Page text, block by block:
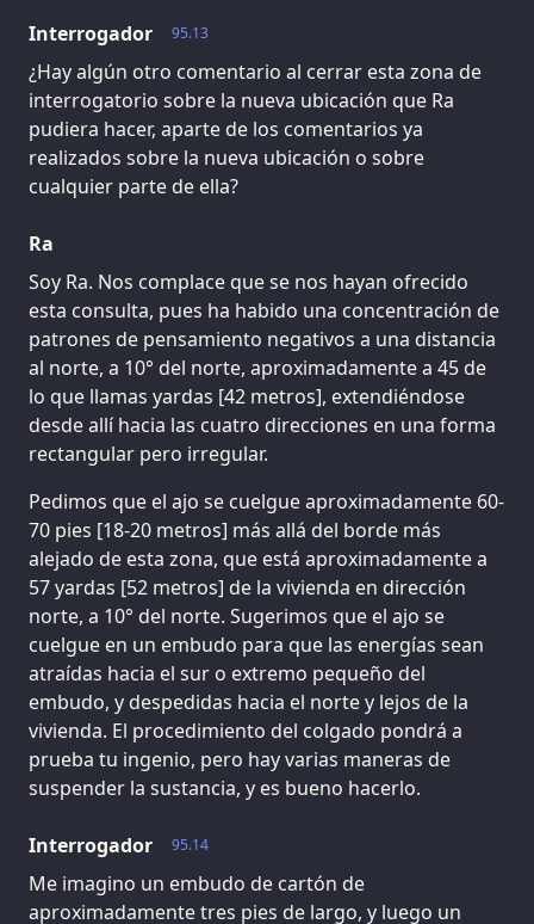
95.13
Interrogador
¿Hay algún otro comentario al cerrar esta zona de
interrogatorio sobre la nueva ubicación que Ra
pudiera hacer, aparte de los comentarios ya
realizados sobre la nueva ubicación o sobre
cualquier parte de ella?
Ra
Soy Ra. Nos complace que se nos hayan ofrecido
esta consulta, pues ha habido una concentración de
patrones de pensamiento negativos a una distancia
al norte, a 10° del norte, aproximadamente a 45 de
lo que llamas yardas [42 metros], extendiéndose
desde allí hacia las cuatro direcciones en una forma
rectangular pero irregular.
Pedimos que el ajo se cuelgue aproximadamente 60-
70 pies [18-20 metros] más allá del borde más
alejado de esta zona, que está aproximadamente a
57 yardas [52 metros] de la vivienda en dirección
norte, a 10° del norte. Sugerimos que el ajo se
cuelgue en un embudo para que las energías sean
atraídas hacia el sur o extremo pequeño del
embudo, y despedidas hacia el norte y lejos de la
vivienda. El procedimiento del colgado pondrá a
prueba tu ingenio, pero hay varias maneras de
suspender la sustancia, y es bueno hacerlo.
95.14
Interrogador
Me imagino un embudo de cartón de
aproximadamente tres pies de largo, y luego un